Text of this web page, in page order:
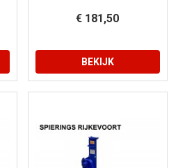
€ 181,50
BEKIJK